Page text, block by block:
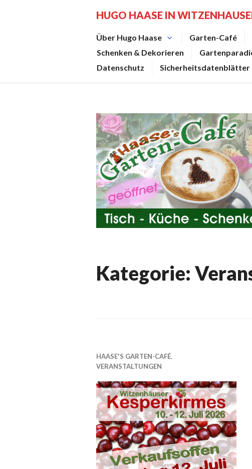
HUGO HAASE IN
Über Hugo Haase Garten-Café
Schenken & Dekorieren
Datenschutz
Sicherheitsdatenblätter
Kategorie:
HAASE'S GARTEN-CAFÉ,
VERANSTALTUNGEN